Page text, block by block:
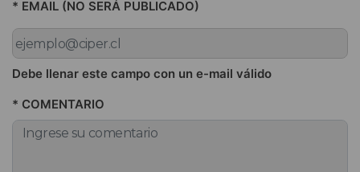
* EMAIL (NO SERÁ PUBLICADO)
Debe llenar este campo con un e-mail válido
* COMENTARIO